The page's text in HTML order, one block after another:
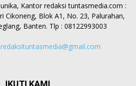
Kantor redaksi tuntasmedia.com :
Cikoneng, Blok A1, No. 23, Palurahan,
Banten. Tlp : 08122993003
redaksituntasmedia@gmail.com
IKUTI KAMI